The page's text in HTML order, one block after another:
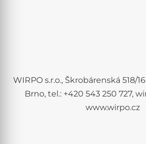
WIRPO s.r.o., Škrobárenská 518/
Brno, tel.: +420 543 250 727,
www.wirpo.cz